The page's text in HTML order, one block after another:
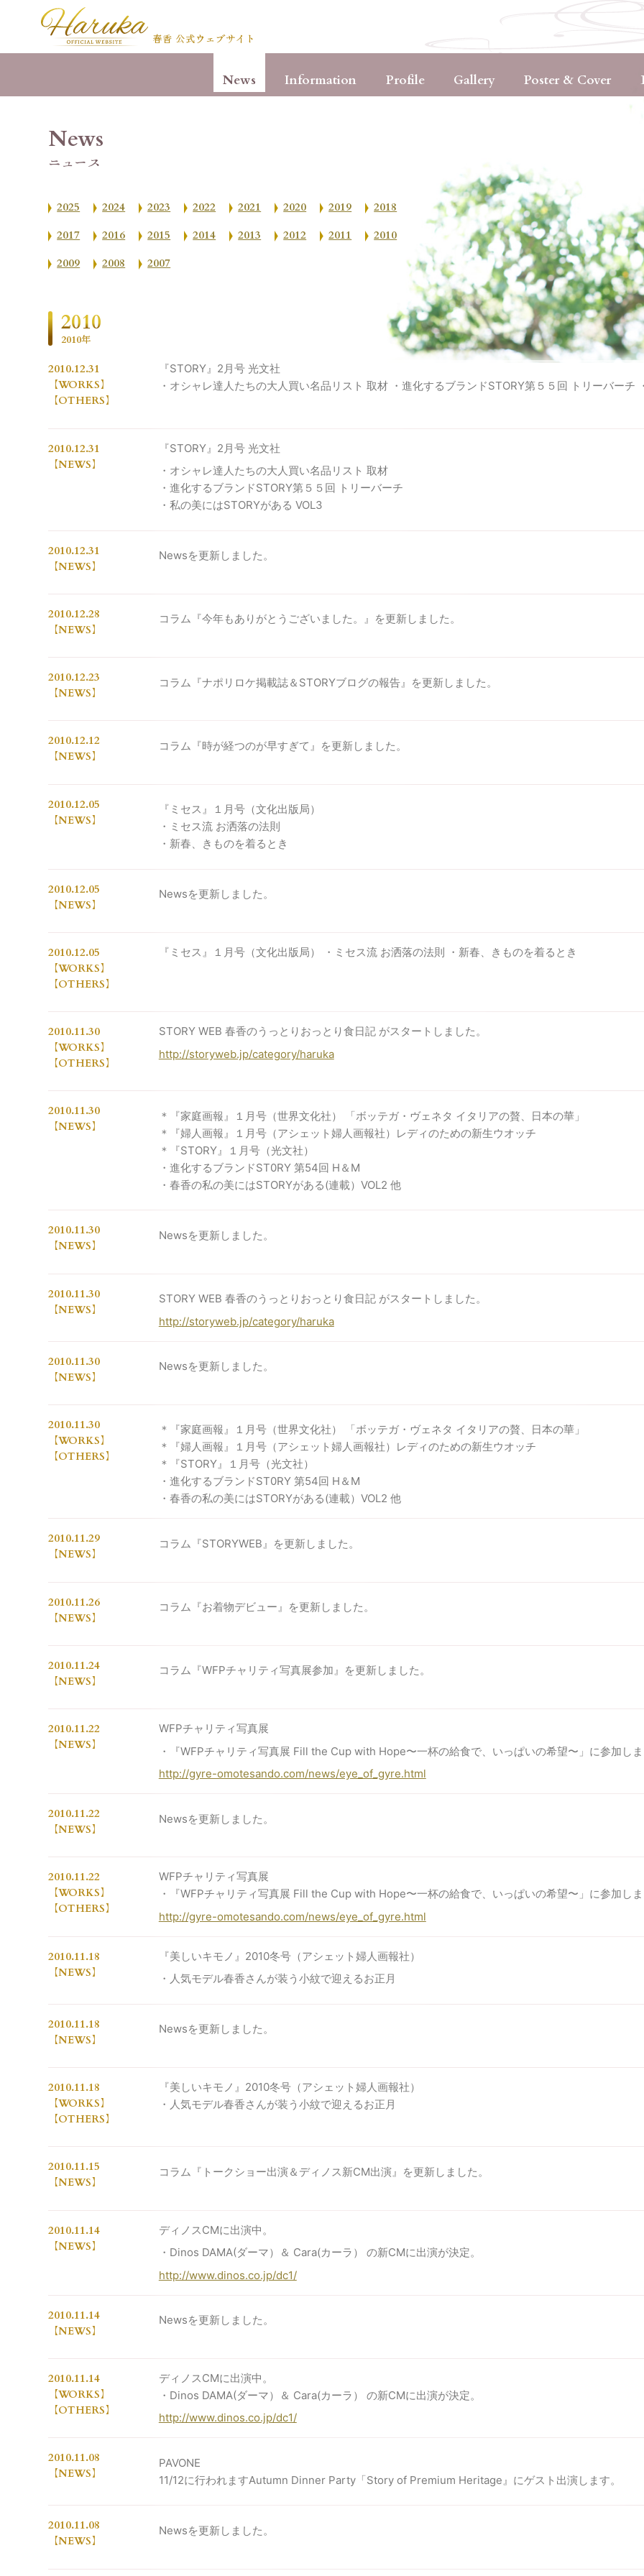
春香 公式ウェブサイト
News Information Profile Gallery Poster & Cover
News
ニュース
2025 2024 2023 2022 2021 2020 2019
2018
2017
2016 2015 2014 2013 2012 2011
2010
2009
2008 2007
2010
2010年
2010.12.31
WORKS
OTHERS
『STORY』2月号 光文社
・オシャレ達人たちの大人買い名品リスト 取材 ・進化するブランドSTORY第５５回 トリーバーチ
2010.12.31
NEWS
『STORY』2月号 光文社
・オシャレ達人たちの大人買い名品リスト 取材
・進化するブランドSTORY第５５回 トリーバーチ
・私の美にはSTORYがある VOL3
2010.12.31
NEWS
Newsを更新しました。
2010.12.28
NEWS
コラム『今年もありがとうございました。』を更新しました。
2010.12.23
NEWS
コラム『ナポリロケ掲載誌＆STORYブログの報告』を更新しました。
2010.12.12
NEWS
コラム『時が経つのが早すぎて』を更新しました。
2010.12.05
NEWS
『ミセス』１月号（文化出版局）
・ミセス流 お洒落の法則
・新春、きものを着るとき
2010.12.05
NEWS
Newsを更新しました。
2010.12.05
WORKS
OTHERS
『ミセス』１月号（文化出版局） ・ミセス流 お洒落の法則 ・新春、きものを着るとき
2010.11.30
WORKS
OTHERS
STORY WEB 春香のうっとりおっとり食日記 がスタートしました。
http://storyweb.jp/category/haruka
2010.11.30
NEWS
＊『家庭画報』１月号（世界文化社） 「ボッテガ・ヴェネタ イタリアの贅、日本の華」
＊『婦人画報』１月号（アシェット婦人画報社）レディのための新生ウオッチ
＊『STORY』１月号（光文社）
・進化するブランドST0RY 第54回 H＆M
・春香の私の美にはSTORYがある(連載）VOL2 他
2010.11.30
NEWS
Newsを更新しました。
2010.11.30
NEWS
STORY WEB 春香のうっとりおっとり食日記 がスタートしました。
http://storyweb.jp/category/haruka
2010.11.30
NEWS
Newsを更新しました。
2010.11.30
WORKS
OTHERS
＊『家庭画報』１月号（世界文化社） 「ボッテガ・ヴェネタ イタリアの贅、日本の華」
＊『婦人画報』１月号（アシェット婦人画報社）レディのための新生ウオッチ
＊『STORY』１月号（光文社）
・進化するブランドST0RY 第54回 H＆M
・春香の私の美にはSTORYがある(連載）VOL2 他
2010.11.29
NEWS
コラム『STORYWEB』を更新しました。
2010.11.26
NEWS
コラム『お着物デビュー』を更新しました。
2010.11.24
NEWS
コラム『WFPチャリティ写真展参加』を更新しました。
2010.11.22
NEWS
WFPチャリティ写真展
・『WFPチャリティ写真展 Fill the Cup with Hope〜一杯の給食で、いっぱいの希望〜」に参加しま
http://gyre-omotesando.com/news/eye_of_gyre.html
2010.11.22
NEWS
Newsを更新しました。
2010.11.22
WORKS
OTHERS
WFPチャリティ写真展
・『WFPチャリティ写真展 Fill the Cup with Hope〜一杯の給食で、いっぱいの希望〜」に参加しま
http://gyre-omotesando.com/news/eye_of_gyre.html
2010.11.18
NEWS
『美しいキモノ』2010冬号（アシェット婦人画報社）
・人気モデル春香さんが装う小紋で迎えるお正月
2010.11.18
NEWS
Newsを更新しました。
2010.11.18
WORKS
OTHERS
『美しいキモノ』2010冬号（アシェット婦人画報社）
・人気モデル春香さんが装う小紋で迎えるお正月
2010.11.15
NEWS
コラム『トークショー出演＆ディノス新CM出演』を更新しました。
2010.11.14
NEWS
ディノスCMに出演中。
・Dinos DAMA(ダーマ）＆ Cara(カーラ） の新CMに出演が決定。
http://www.dinos.co.jp/dc1/
2010.11.14
NEWS
Newsを更新しました。
2010.11.14
WORKS
OTHERS
ディノスCMに出演中。
・Dinos DAMA(ダーマ）＆ Cara(カーラ） の新CMに出演が決定。
http://www.dinos.co.jp/dc1/
2010.11.08
NEWS
PAVONE
11/12に行われますAutumn Dinner Party「Story of Premium Heritage』にゲスト出演します。
2010.11.08
NEWS
Newsを更新しました。